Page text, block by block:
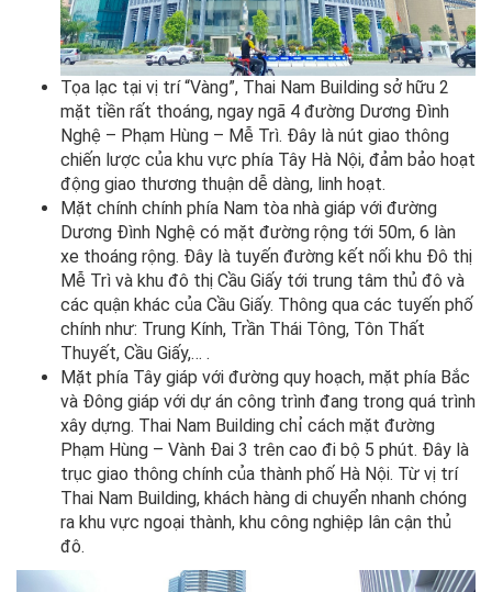
Tọa lạc tại vị trí “Vàng”, Thai Nam Building sở hữu 2
mặt tiền rất thoáng, ngay ngã 4 đường Dương Đình
Nghệ – Phạm Hùng – Mễ Trì. Đây là nút giao thông
chiến lược của khu vực phía Tây Hà Nội, đảm bảo hoạt
động giao thương thuận dễ dàng, linh hoạt.
Mặt chính chính phía Nam tòa nhà giáp với đường
Dương Đình Nghệ có mặt đường rộng tới 50m, 6 làn
xe thoáng rộng. Đây là tuyến đường kết nối khu Đô thị
Mễ Trì và khu đô thị Cầu Giấy tới trung tâm thủ đô và
các quận khác của Cầu Giấy. Thông qua các tuyến phố
chính như: Trung Kính, Trần Thái Tông, Tôn Thất
Thuyết, Cầu Giấy,… .
Mặt phía Tây giáp với đường quy hoạch, mặt phía Bắc
và Đông giáp với dự án công trình đang trong quá trình
xây dựng. Thai Nam Building chỉ cách mặt đường
Phạm Hùng – Vành Đai 3 trên cao đi bộ 5 phút. Đây là
trục giao thông chính của thành phố Hà Nội. Từ vị trí
Thai Nam Building, khách hàng di chuyển nhanh chóng
ra khu vực ngoại thành, khu công nghiệp lân cận thủ
đô.